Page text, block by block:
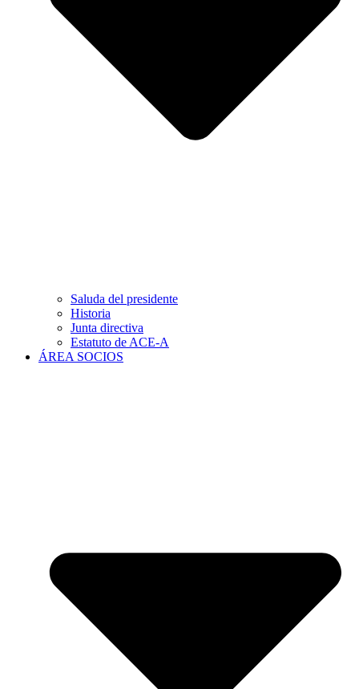
Saluda del presidente
Historia
Junta directiva
Estatuto de ACE-A
ÁREA SOCIOS